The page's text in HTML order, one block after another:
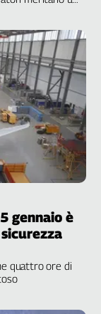
gennaio è
quattro ore di